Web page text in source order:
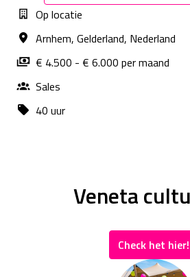
Op locatie
Arnhem, Gelderland, Nederland
€ 4.500 - € 6.000 per maand
Sales
40 uur
Veneta
Check het hier!